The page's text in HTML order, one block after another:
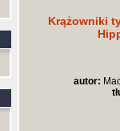
Krążowniki
autor: